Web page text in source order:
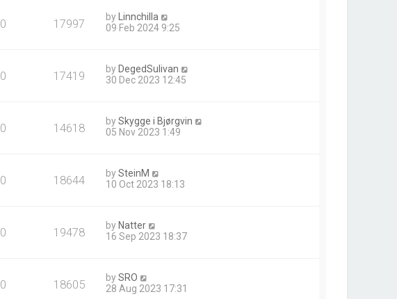
0 17997 by
Linnchilla
09 Feb 2024 9:25
0 17419 by DegedSulivan
30 Dec 2023 12:45
0 14618 bySkygge i Bjørgvin
05 Nov 2023 1:49
0 18644 bySteinM
10 Oct 2023 18:13
0 19478 by Natter
16 Sep 2023 18:37
0 18605 bySRO
28 Aug 2023 17:31